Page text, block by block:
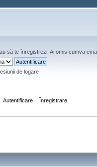
săte înregistrezi . Ai omis cumva
de logare
Autentificare Înregistrare